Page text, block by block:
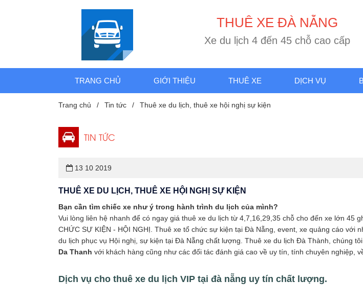
THUÊ XE ĐÀ NẴNG
Xe du ịch 4 đến 45 chỗ cao cấp
TRANG CHỦ GIỚI THIỆU THUÊ XE DỊCH VỤ
Trang chủ Tin tức Thuê xe du lịch, thuê xe hội nghị sự kiện
TIN TỨC
13 10 2019
THUÊ XE DU LỊCH, THUÊ XE HỘI NGHỊ SỰ KIỆN
Bạn cần tìm chiếc xe như ý trong hành trình du lịch của mình?
Vui lòng liên hệ nhanh để có ngay giá thuê xe du lịch từ 4,7,16,29,35 chỗ cho đến xe lớn 45
CHỨC SỰ KIỆN - HỘI NGHỊ. Thuê xe tổ chức sự kiện tại Đà Nẵng, event, xe quảng cáo
du lịch phục vụ Hội nghị, sự kiện tại Đà Nẵng chất lượng. Thuê xe du lịch Đà Thành, chúng
Da Thanh với khách hàng cũng như các đối tác đánh giá cao về uy tín, tính chuyên nghiệp,
Dịch vụ cho thuê xe du lịch VIP tại đà nẵng uy tín chất lượng.